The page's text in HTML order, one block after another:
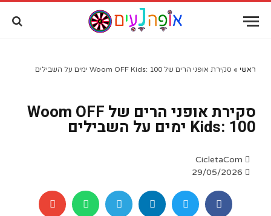
מַעֲרֶכֶת
הַמְּסַיַּעַת
לִנְגִישׁוּת
הָאֲתָר.
ראשי » סקירת אופני הרים של Woom OFF Kids: 100 ימים על השבילים
סקירת אופני הרים של Woom OFF
Kids: 100 ימים על השבילים
CicletaCom
29/05/2026